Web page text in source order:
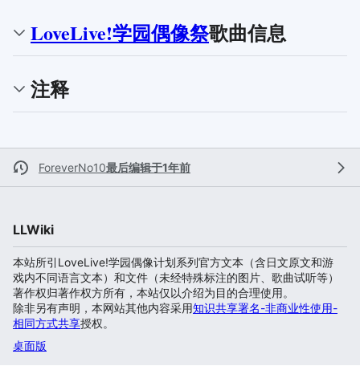
LoveLive!学园偶像祭歌曲信息
注释
ForeverNo10最后编辑于1年前
LLWiki
本站所引LoveLive!学园偶像计划系列官方文本（含日文原文和游
戏内不同语言文本）和文件（未经特殊标注的图片、歌曲试听等）
著作权归著作权方所有，本站仅以介绍为目的合理使用。
除非另有声明，本网站其他内容采用知识共享署名-非商业性使用-
相同方式共享授权。
桌面版